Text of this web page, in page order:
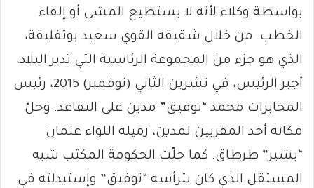
بواسطة وكلاء لأنه لا يستطيع المشي أو إلقاء
الخطب. من خلال شقيقه القوي سعيد بوتفليقة،
الذي هو جزء من المجموعة الرئاسية التي تدير البلاد،
أجبر الرئيس، في تشرين الثاني (نوفمبر) 2015، رئيس
المخابرات محمد “توفيق” مدين على التقاعد. وحلّ
مكانه أحد المقربين لمدين، زميله اللواء عثمان
“بشير” طرطاق. كما حلّت الحكومة المكتب شبه
المستقل الذي كان يترأسه “توفيق” وإستبدلته في